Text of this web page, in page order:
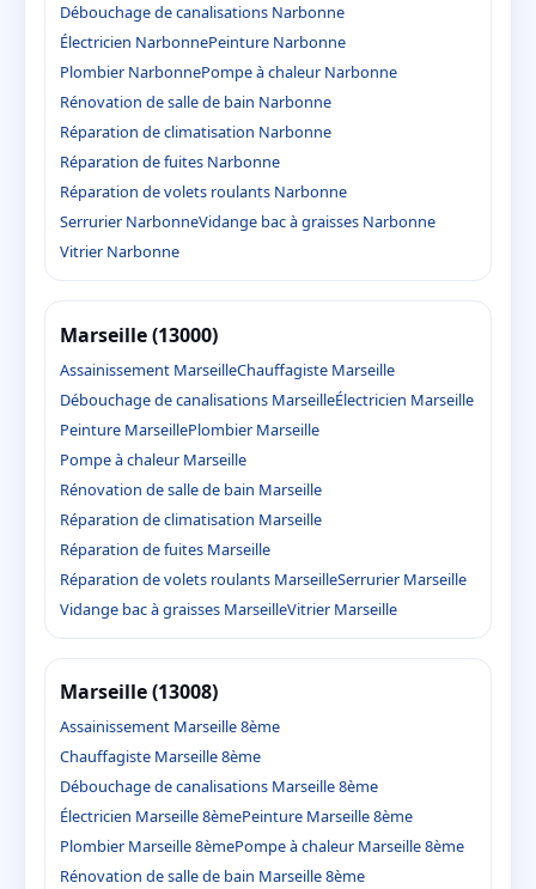
Débouchage de canalisations Narbonne
Électricien NarbonnePeinture Narbonne
Plombier NarbonnePompe à chaleur Narbonne
Rénovation de salle de bain Narbonne
Réparation de climatisation Narbonne
Réparation de fuites Narbonne
Réparation de volets roulants Narbonne
Serrurier NarbonneVidange bac à graisses Narbonne
Vitrier Narbonne
Marseille (13000)
Assainissement MarseilleChauffagiste Marseille
Débouchage de canalisations MarseilleÉlectricien Marseille
Peinture MarseillePlombier Marseille
Pompe à chaleur Marseille
Rénovation de salle de bain Marseille
Réparation de climatisation Marseille
Réparation de fuites Marseille
Réparation de volets roulants MarseilleSerrurier Marseille
Vidange bac à graisses MarseilleVitrier Marseille
Marseille (13008)
Assainissement Marseille 8ème
Chauffagiste Marseille 8ème
Débouchage de canalisations Marseille 8ème
Électricien Marseille 8èmePeinture Marseille 8ème
Plombier Marseille 8èmePompe à chaleur Marseille 8ème
Rénovation de salle de bain Marseille 8ème